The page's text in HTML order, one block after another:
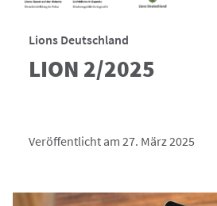
Lions Deutschland
LION 2/2025
Veröffentlicht am 27. März 2025